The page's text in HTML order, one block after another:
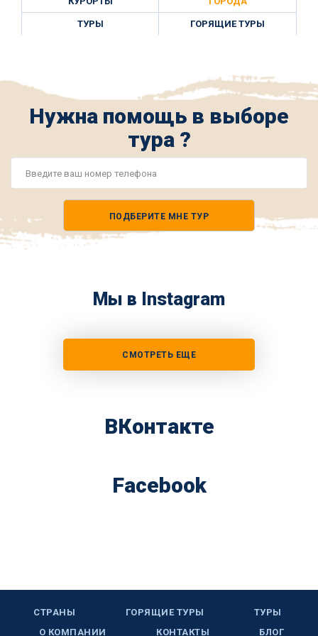
ТУРЫ ГОРЯЩИЕ ТУРЫ
Нужна помощь в выборе
тура ?
ПОДБЕРИТЕ МНЕ ТУР
Мы в Instagram
СМОТРЕТЬ ЕЩЕ
ВКонтакте
Facebook
СТРАНЫ ГОРЯЩИЕ ТУРЫ
ТУРЫ
О КОМПАНИИ
КОНТАКТЫ БЛОГ